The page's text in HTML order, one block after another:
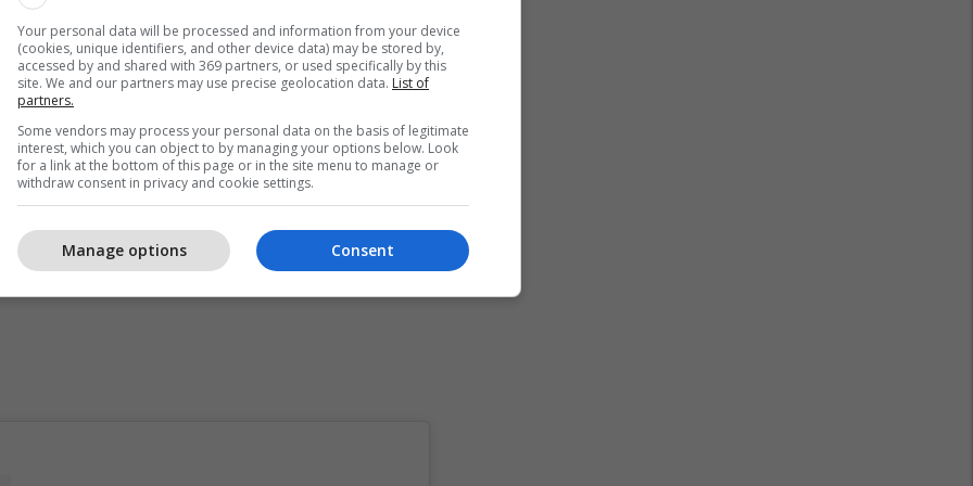
udhëheqjen e Blerina Matit nga kompania ‘B
dhe ide për promovimin e biznesit,
sesion kushtuar festës së 28 nëntorit.
Your personal data will be processed and information from your device
(cookies, unique identifiers, and other device data) may be stored by,
accessed by and shared with 369 partners, or used specifically by this
site. We and our partners may use precise geolocation data. List of
partners.
Some vendors may process your personal data on the basis of legitimate
interest, which you can object to by managing your options below. Look
for a link at the bottom of this page or in the site menu to manage or
withdraw consent in privacy and cookie settings.
Consent
Manage options